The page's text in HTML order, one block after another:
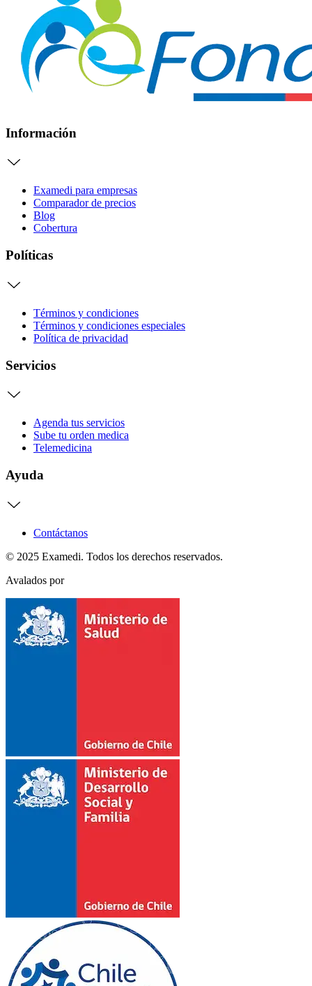
Información
Examedi para empresas
Comparador de precios
Blog
Cobertura
Políticas
Términos y condiciones
Términos y condiciones especiales
Política de privacidad
Servicios
Agenda tus servicios
Sube tu orden medica
Telemedicina
Ayuda
Contáctanos
© 2025 Examedi. Todos los derechos reservados.
Avalados por